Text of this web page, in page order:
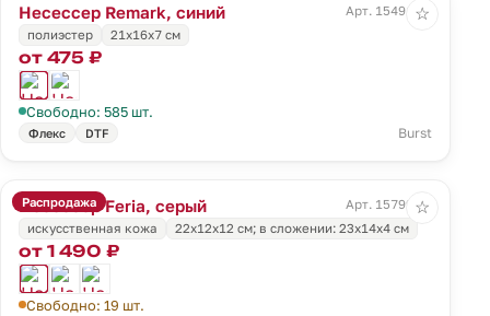
Несессер Remark, синий
Арт. 15491.40
полиэстер
21х16х7 см
от 475 ₽
Свободно: 585 шт.
Флекс DTF Burst
☆
Распродажа
Несессер Feria, серый
Арт. 15799.10
искусственная кожа
22х12х12 см; в сложении: 23х14х4 см
от 1 490 ₽
Свободно: 19 шт.
☆